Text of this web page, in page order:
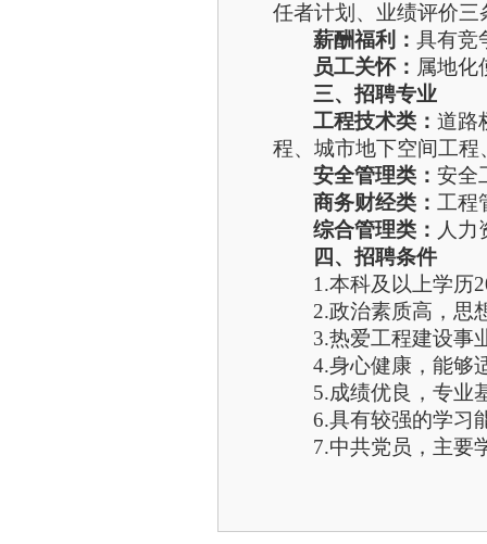
任者计划、业绩评价
薪酬福利： 具有竞
员工关怀： 属地化
三、招聘专业
工程技术类： 道路
程、城市地下空间工程
安全管理类： 安全
商务财经类： 工程
综合管理类： 人力
四、招聘条件
1.本科及以上学历
2.政治素质高，思
3.热爱工程建设事
4.身心健康，能够
5.成绩优良，专业
6.具有较强的学习
7.中共党员，主要